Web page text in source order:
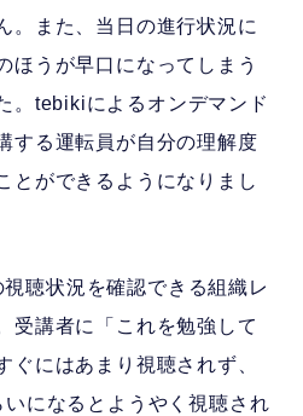
。また、当日の進行状況に
ほうが早口になってしまう
。tebikiによるオンデマンド
する運転員が自分の理解度
とができるようになりまし
聴状況を確認できる組織レ
受講者に「これを勉強して
ぐにはあまり視聴されず、
になるとようやく視聴され